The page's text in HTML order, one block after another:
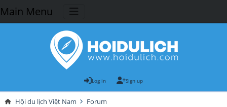
Main Menu
Log in Sign up
Hội du lịch Việt Nam Forum